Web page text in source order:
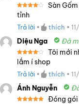
Được
xếp
hạng4
5 sao
Sàn
tỉnh
Trả lời • thích •
Diệu Nga Đã
Được
xếp
hạng4
5 sao
Tôi mới
lắm í shop
Trả lời • thích •
Ánh Nguyễn
Đóng